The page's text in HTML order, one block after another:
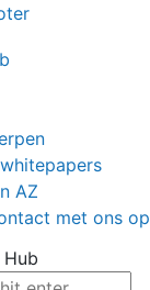
AZ
met ons op